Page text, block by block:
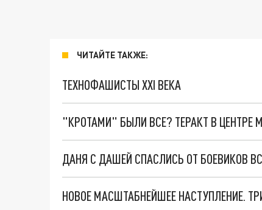
ЧИТАЙТЕ ТАКЖЕ:
ТЕХНОФАШИСТЫ XXI ВЕКА
"КРОТАМИ" БЫЛИ ВСЕ? ТЕРАКТ В
ДАНЯ С ДАШЕЙ СПАСЛИСЬ ОТ БОЕВИКОВ